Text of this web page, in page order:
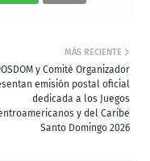
MÁS RECIENTE
y Comité Organizador
emisión postal oficial
dedicada a los Juegos
y del Caribe
Santo Domingo 2026